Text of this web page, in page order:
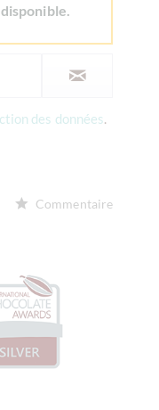
des données.
Commentaire